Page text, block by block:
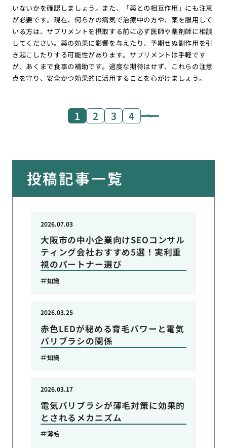
いないかを確認しましょう。また、「薬との相互作用」にも注意
が必要です。現在、何らかの病気で治療中の方や、薬を服用して
いる方は、サプリメントを摂取する前に必ず医師や薬剤師に相談
してください。薬の効果に影響を与えたり、予期せぬ副作用を引
き起こしたりする可能性があります。サプリメントは手軽です
が、あくまで食事の補助です。過度な期待はせず、これらの注意
点を守り、安全かつ効果的に活用することを心がけましょう。
1 2 3 4
投稿記事一覧
大阪市の中小企業向けSEOコンサル
ティング会社おすすめ5選！実利重
視のパートナー選び
2026.07.03
知識
赤色LEDが秘める育毛パワーと電気
バリブラシの関係
2026.03.25
知識
電気バリブラシが薄毛対策に効果的
とされるメカニズム
2026.03.17
薄毛